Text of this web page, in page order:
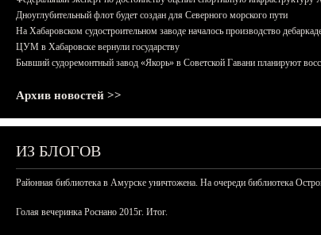
Дноуглубительный флот будет создан для Северного морского пути
На Хабаровском судостроительном заводе началось производство
ЦУМ в Хабаровске вернули государству
Бывший судоремонтный завод «Якорь» в Советской Гавани планируют
Архив новостей >>
ИЗ БЛОГОВ
Районная библиотека в Амурске уничтожена. На очереди библиотека
Голая вечеринка Роснано 2015г. Итог.